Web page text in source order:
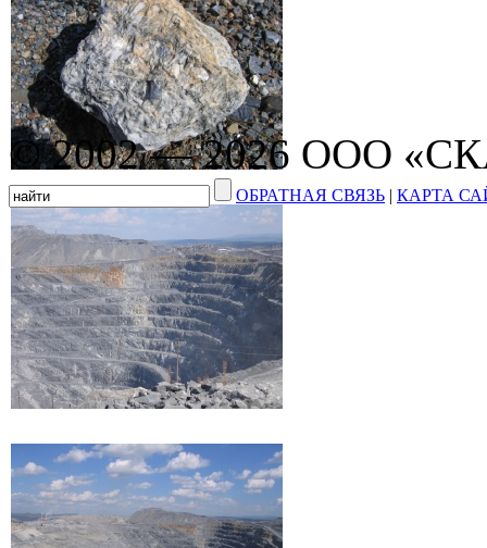
© 2002 — 2026 ООО
ОБРАТНАЯ СВЯЗЬ | КАРТА